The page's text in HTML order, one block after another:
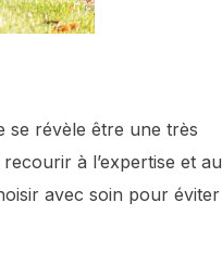
se révèle être une très
à l’expertise et au
avec soin pour éviter